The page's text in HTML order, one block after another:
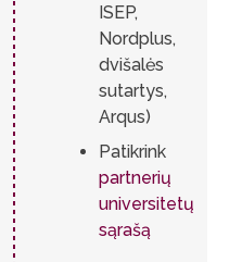
ISEP,
Nordplus,
dvišalės
sutartys,
Arqus)
Patikrink
partnerių
universitetų
sąrašą